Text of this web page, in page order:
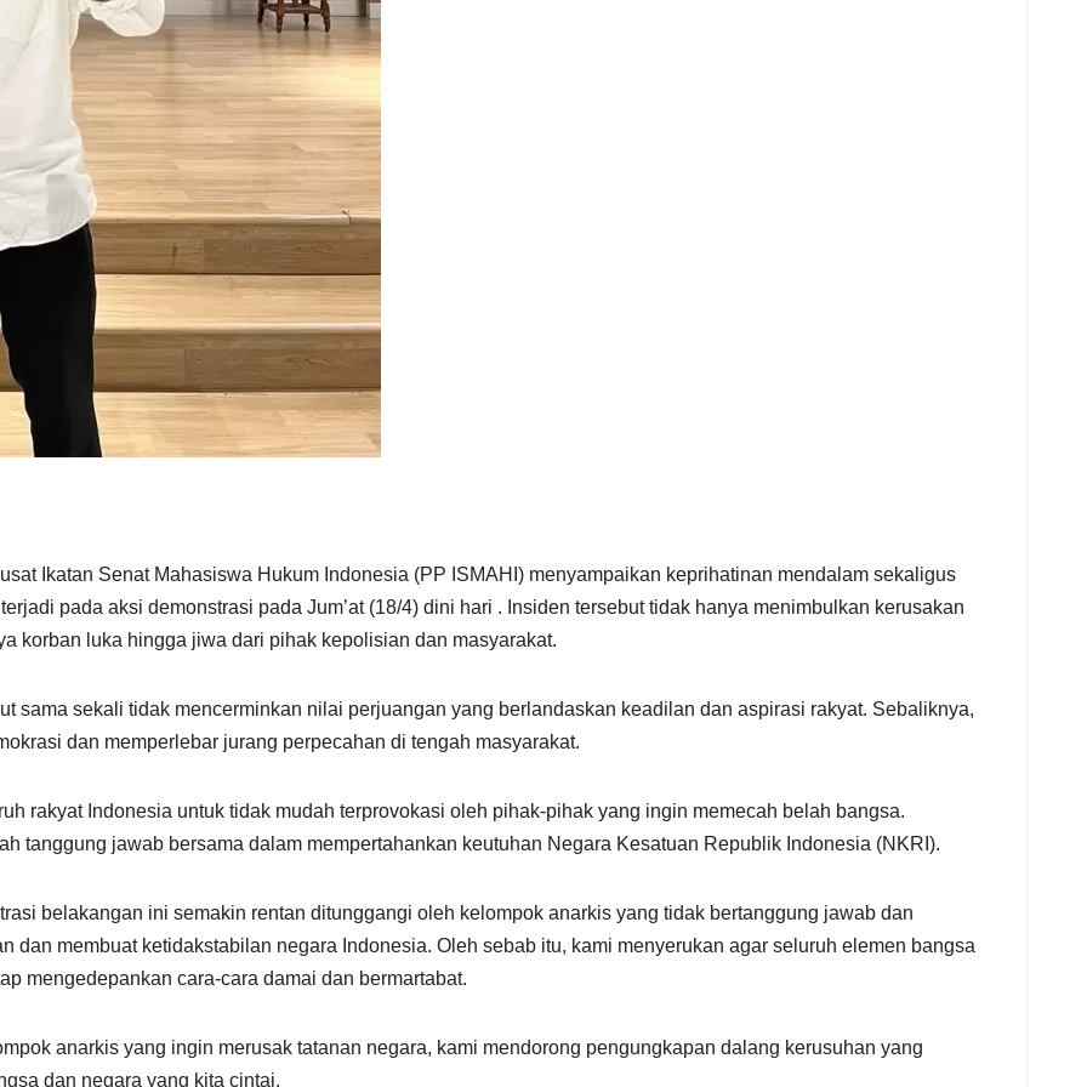
Ikatan Senat Mahasiswa Hukum Indonesia (PP ISMAHI) menyampaikan keprihatinan mendalam sekaligus
pada aksi demonstrasi pada Jum’at (18/4) dini hari . Insiden tersebut tidak hanya menimbulkan kerusakan
korban luka hingga jiwa dari pihak kepolisian dan masyarakat.
sama sekali tidak mencerminkan nilai perjuangan yang berlandaskan keadilan dan aspirasi rakyat. Sebaliknya,
dan memperlebar jurang perpecahan di tengah masyarakat.
rakyat Indonesia untuk tidak mudah terprovokasi oleh pihak-pihak yang ingin memecah belah bangsa.
tanggung jawab bersama dalam mempertahankan keutuhan Negara Kesatuan Republik Indonesia (NKRI).
belakangan ini semakin rentan ditunggangi oleh kelompok anarkis yang tidak bertanggung jawab dan
dan membuat ketidakstabilan negara Indonesia. Oleh sebab itu, kami menyerukan agar seluruh elemen bangsa
mengedepankan cara-cara damai dan bermartabat.
anarkis yang ingin merusak tatanan negara, kami mendorong pengungkapan dalang kerusuhan yang
dan negara yang kita cintai.